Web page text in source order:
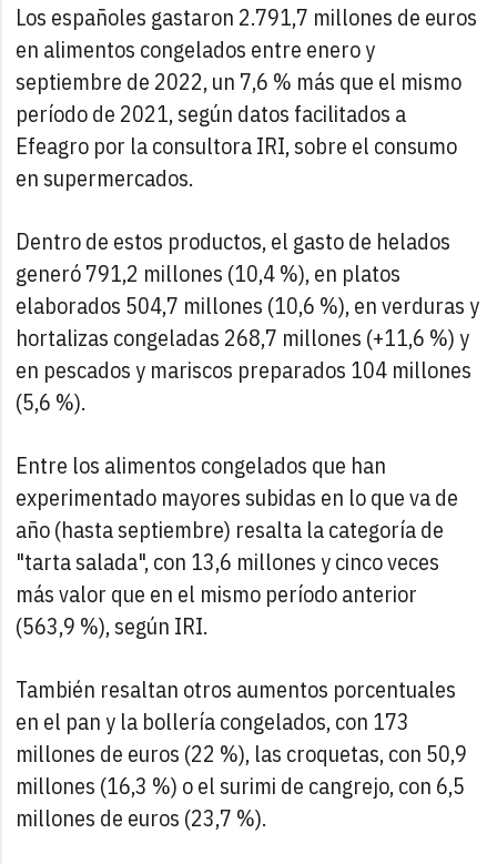
Los españoles gastaron 2.791,7 millones de euros
en alimentos congelados entre enero y
septiembre de 2022, un 7,6 % más que el mismo
período de 2021, según datos facilitados a
Efeagro por la consultora IRI, sobre el consumo
en supermercados.
Dentro de estos productos, el gasto de helados
generó 791,2 millones (10,4 %), en platos
elaborados 504,7 millones (10,6 %), en verduras y
hortalizas congeladas 268,7 millones (+11,6 %) y
en pescados y mariscos preparados 104 millones
(5,6 %).
Entre los alimentos congelados que han
experimentado mayores subidas en lo que va de
año (hasta septiembre) resalta la categoría de
"tarta salada", con 13,6 millones y cinco veces
más valor que en el mismo período anterior
(563,9 %), según IRI.
También resaltan otros aumentos porcentuales
en el pan y la bollería congelados, con 173
millones de euros (22 %), las croquetas, con 50,9
millones (16,3 %) o el surimi de cangrejo, con 6,5
millones de euros (23,7 %).